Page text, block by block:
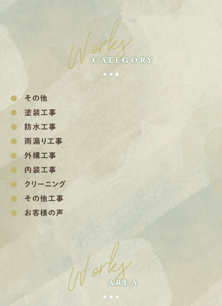
Works
CATEGORY
その他
塗装工事
防水工事
雨漏り工事
外構工事
内装工事
クリーニング
その他工事
お客様の声
Works
AREA